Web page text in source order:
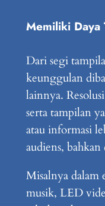
Memiliki Daya
Dari segi
keunggulan
lainnya.
serta tampilan
atau informasi
audiens,
Misalnya dalam
musik, LED